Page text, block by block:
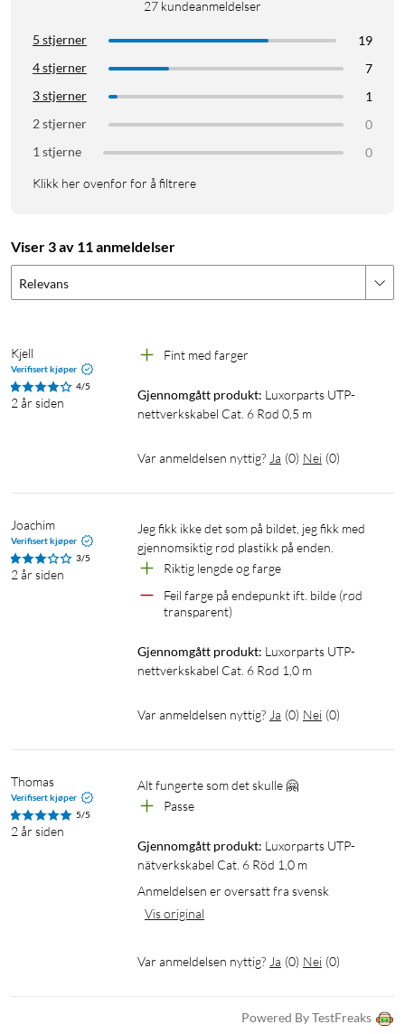
27 kundeanmeldelser
5 stjerner
19
4 stjerner
7
3 stjerner
1
2 stjerner
0
1 stjerne
0
Klikk her ovenfor for å filtrere
Viser 3 av 11 anmeldelser
Relevans
Kjell
Verifisert kjøper
4/5
2 år siden
Fint med farger
Gjennomgått produkt: Luxorparts UTP-
nettverkskabel Cat. 6 Rød 0,5 m
Var anmeldelsen nyttig? Ja (0) Nei (0)
Joachim
Verifisert kjøper
3/5
2 år siden
Jeg fikk ikke det som på bildet, jeg fikk med
gjennomsiktig rød plastikk på enden.
Riktig lengde og farge
Feil farge på endepunkt ift. bilde (rød
transparent)
Gjennomgått produkt: Luxorparts UTP-
nettverkskabel Cat. 6 Rød 1,0 m
Var anmeldelsen nyttig? Ja (0) Nei (0)
Thomas
Verifisert kjøper
5/5
2 år siden
Alt fungerte som det skulle 🤗
Passe
Gjennomgått produkt: Luxorparts UTP-
nätverkskabel Cat. 6 Röd 1,0 m
Anmeldelsen er oversatt fra svensk
Vis original
Var anmeldelsen nyttig? Ja (0) Nei (0)
Powered By TestFreaks